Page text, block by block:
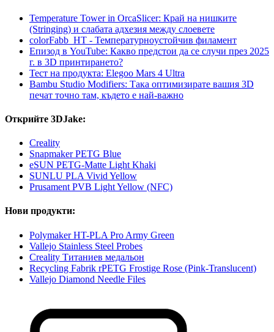
Temperature Tower in OrcaSlicer: Край на нишките
(Stringing) и слабата адхезия между слоевете
colorFabb_HT - Температурнoустойчив филамент
Епизод в YouTube: Какво предстои да се случи през 2025
г. в 3D принтирането?
Тест на продукта: Elegoo Mars 4 Ultra
Bambu Studio Modifiers: Така оптимизирате вашия 3D
печат точно там, където е най-важно
Открийте 3DJake:
Creality
Snapmaker PETG Blue
eSUN PETG-Matte Light Khaki
SUNLU PLA Vivid Yellow
Prusament PVB Light Yellow (NFC)
Нови продукти:
Polymaker HT-PLA Pro Army Green
Vallejo Stainless Steel Probes
Creality Титаниев медальон
Recycling Fabrik rPETG Frostige Rose (Pink-Translucent)
Vallejo Diamond Needle Files